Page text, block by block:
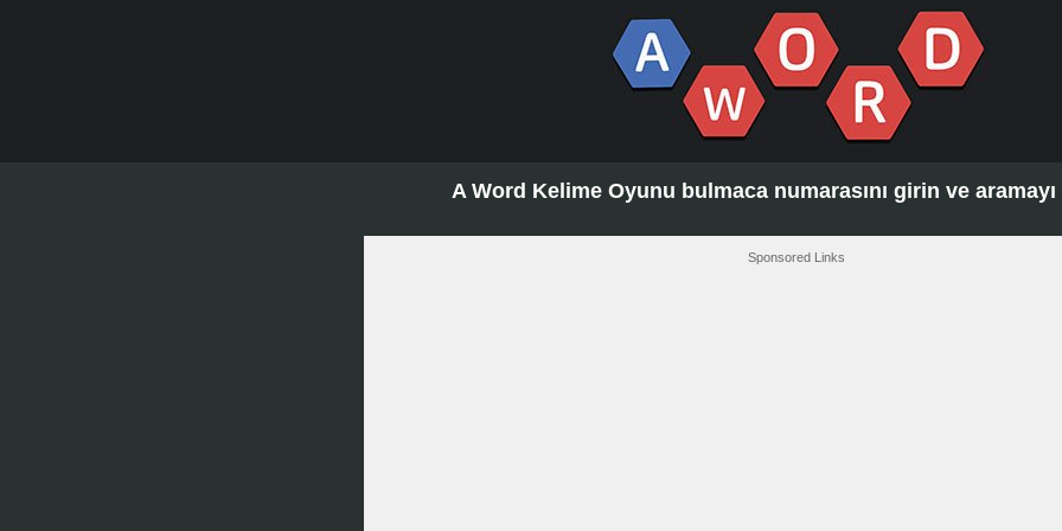
A Word Kelime Oyunu bulmaca numarasını girin ve aramayı
Sponsored Links